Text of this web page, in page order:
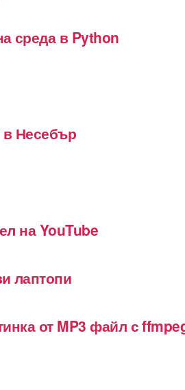
среда в Python
Несебър
на YouTube
лаптопи
от MP3 файл с